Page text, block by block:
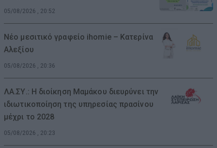
05/08/2026 , 20:52
Νέο μεσιτικό γραφείο ihomie – Κατερίνα
Αλεξίου
05/08/2026 , 20:36
ΛΑ.ΣΥ.: Η διοίκηση Μαμάκου διευρύνει την
ιδιωτικοποίηση της υπηρεσίας πρασίνου
μέχρι το 2028
05/08/2026 , 20:23